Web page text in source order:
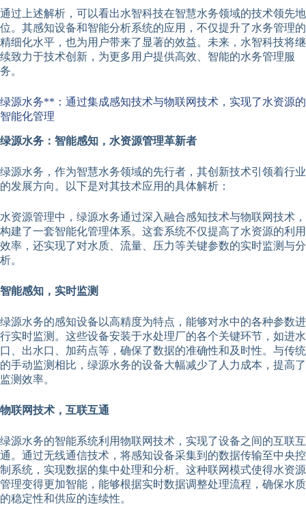
通过上述解析，可以看出水智科技在智慧水务领域的技术领先地
位。其感知设备和智能分析系统的应用，不仅提升了水务管理的
精细化水平，也为用户带来了显著的效益。未来，水智科技将继
续致力于技术创新，为更多用户提供高效、智能的水务管理服
务。
绿源水务**：通过集成感知技术与物联网技术，实现了水资源的
智能化管理
绿源水务：智能感知，水资源管理革新者
绿源水务，作为智慧水务领域的先行者，其创新技术引领着行业
的发展方向。以下是对其技术应用的具体解析：
水资源管理中，绿源水务通过深入融合感知技术与物联网技术，
构建了一套智能化管理体系。这套系统不仅提高了水资源的利用
效率，还实现了对水质、流量、压力等关键参数的实时监测与分
析。
智能感知，实时监测
绿源水务的感知设备以高精度为特点，能够对水中的各种参数进
行实时监测。这些设备安装于水处理厂的各个关键环节，如进水
口、出水口、加药点等，确保了数据的准确性和及时性。与传统
的手动监测相比，绿源水务的设备大幅减少了人力成本，提高了
监测效率。
物联网技术，互联互通
绿源水务的智能系统利用物联网技术，实现了设备之间的互联互
通。通过无线通信技术，将感知设备采集到的数据传输至中央控
制系统，实现数据的集中处理和分析。这种联网模式使得水资源
管理变得更加智能，能够根据实时数据调整处理流程，确保水质
的稳定性和供应的连续性。